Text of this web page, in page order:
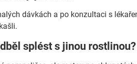
dávkách a po konzultaci s
splést s jinou rostlinou?